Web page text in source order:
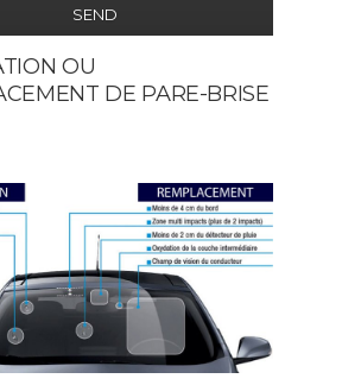
SEND
OU
DE PARE-BRISE